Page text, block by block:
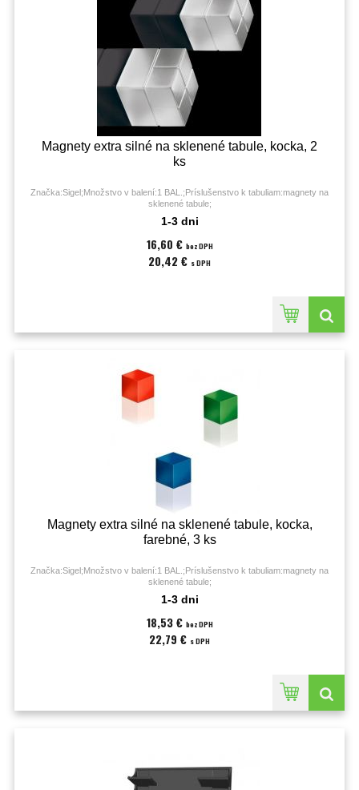
Magnety extra silné na sklenené tabule, kocka, 2
ks
Značka:Sigel;Množstvo v balení:1 BAL.;Príslušenstvo k tabuliam:magnety na
sklenené tabule;
1-3 dni
16,60 € bez DPH
20,42 € s DPH
Magnety extra silné na sklenené tabule, kocka,
farebné, 3 ks
Značka:Sigel;Množstvo v balení:1 BAL.;Príslušenstvo k tabuliam:magnety na
sklenené tabule;
1-3 dni
18,53 € bez DPH
22,79 € s DPH